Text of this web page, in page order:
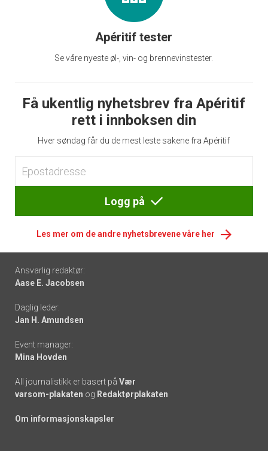
Apéritif tester
Se våre nyeste øl-, vin- og brennevinstester.
Få ukentlig nyhetsbrev fra Apéritif
rett i innboksen din
Hver søndag får du de mest leste sakene fra Apéritif
Logg på
Les mer om de andre nyhetsbrevene våre her
Footer
-
links
Ansvarlig redaktør:
Aase E. Jacobsen
Daglig leder:
Jan H. Amundsen
Event manager:
Mina Hovden
All journalistikk er basert på Vær
varsom-plakaten og Redaktørplakaten
Om informasjonskapsler